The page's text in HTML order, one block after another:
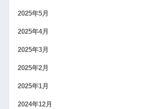
2025年5月
2025年4月
2025年3月
2025年2月
2025年1月
2024年12月